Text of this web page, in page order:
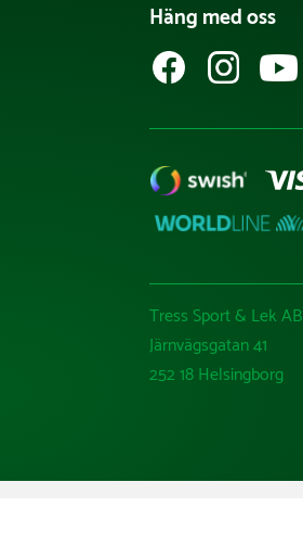
Häng med oss
Tress Sport & Lek AB
Järnvägsgatan 41
252 18 Helsingborg